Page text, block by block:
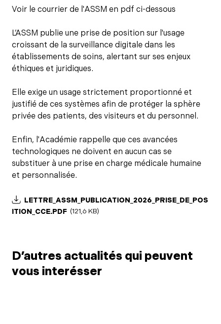
Voir le courrier de l'ASSM en pdf ci-dessous
L’ASSM publie une prise de position sur l'usage
croissant de la surveillance digitale dans les
établissements de soins, alertant sur ses enjeux
éthiques et juridiques.
Elle exige un usage strictement proportionné et
justifié de ces systèmes afin de protéger la sphère
privée des patients, des visiteurs et du personnel.
Enfin, l'Académie rappelle que ces avancées
technologiques ne doivent en aucun cas se
substituer à une prise en charge médicale humaine
et personnalisée.
LETTRE_ASSM_PUBLICATION_2026_PRISE_DE_POS
ITION_CCE.PDF (121,6 KB)
D’autres actualités qui peuvent
vous interésser